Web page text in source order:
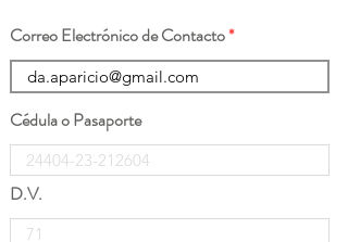
Correo Electrónico de Contacto
Cédula o Pasaporte
D.V.